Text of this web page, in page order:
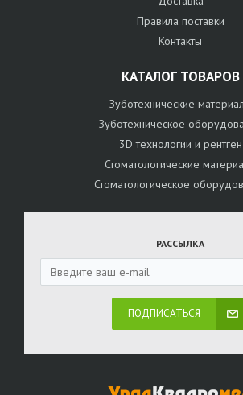
Правила поставки
Контакты
КАТАЛОГ ТОВАРОВ
Зуботехнические
Зуботехническое
3D технологии и рентген
Стоматологические
Стоматологическое
РАССЫЛКА
ПОДПИСАТЬСЯ